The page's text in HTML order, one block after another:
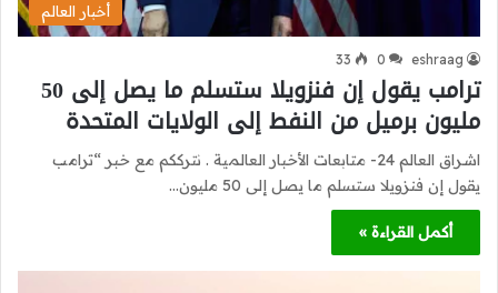
أخبار العالم
eshraag
0
33
ترامب يقول إن فنزويلا ستسلم ما يصل إلى 50
مليون برميل من النفط إلى الولايات المتحدة
اشراق العالم 24- متابعات الأخبار العالمية . نترككم مع خبر “ترامب
يقول إن فنزويلا ستسلم ما يصل إلى 50 مليون…
أكمل القراءة »